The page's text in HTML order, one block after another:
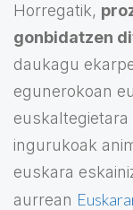
Horregatik,
gonbidatzen
daukagu
egunerokoan
ingurukoak
euskara
aurrean